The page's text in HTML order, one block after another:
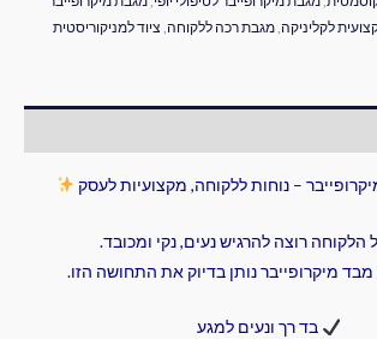
לקליניקה מגבת רכה ללקוחה ציוד למניקוריסטית
– נוחות ללקוחה, מקצועיות לעסק
הלקוחה רוצה להרגיש נעים, נקי ומכובד.
מבד מיקרופייבר נותן בדיוק את התחושה הזו.
בד רך ונעים למגע